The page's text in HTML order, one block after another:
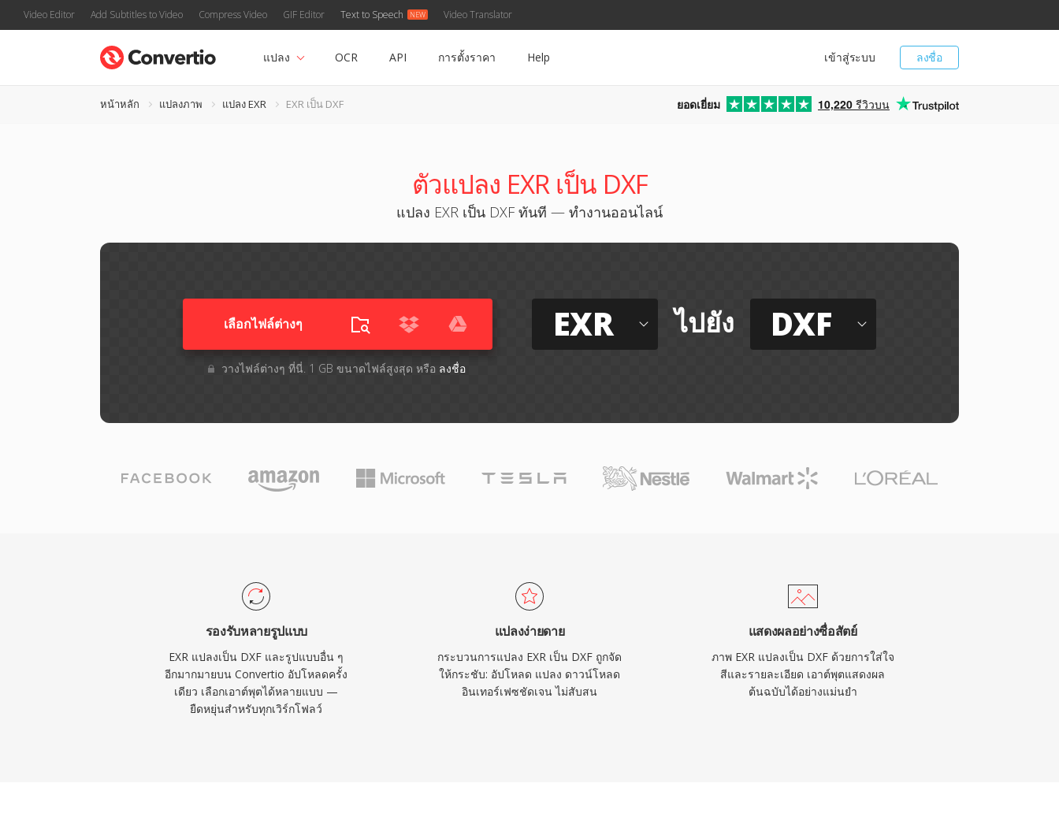
Video Editor Add Subtitles to Video Compress Video GIF Editor Text to Speech Video Translator
ลงชื่อ
เข้าสู่ระบบ
แปลง OCR API การตั้งราคา Help
หน้าหลัก แปลงภาพ แปลง EXR EXR เป็น DXF ยอดเยี่ยม 10,220 รีวิวบน
ตัวแปลง EXR เป็น DXF
แปลง EXR เป็น DXF ทันที — ทำงานออนไลน์
เลือกไฟล์ต่างๆ​
วางไฟล์ต่างๆ​ ที่นี่. 1 GB ขนาดไฟล์สูงสุด หรือ ลงชื่อ
EXR ไปยัง DXF
รองรับหลายรูปแบบ
EXR แปลงเป็น DXF และรูปแบบอื่น ๆ
อีกมากมายบน Convertio อัปโหลดครั้ง
เดียว เลือกเอาต์พุตได้หลายแบบ —
ยืดหยุ่นสำหรับทุกเวิร์กโฟลว์
แปลงง่ายดาย
กระบวนการแปลง EXR เป็น DXF ถูกจัด
ให้กระชับ: อัปโหลด แปลง ดาวน์โหลด
อินเทอร์เฟซชัดเจน ไม่สับสน
แสดงผลอย่างซื่อสัตย์
ภาพ EXR แปลงเป็น DXF ด้วยการใส่ใจ
สีและรายละเอียด เอาต์พุตแสดงผล
ต้นฉบับได้อย่างแม่นยำ